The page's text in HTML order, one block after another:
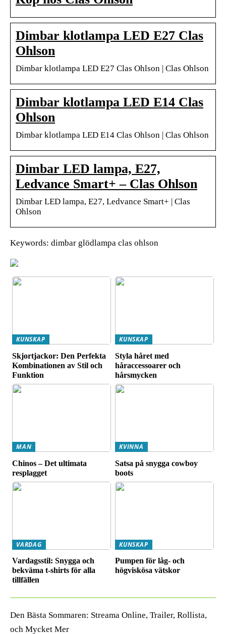
Dimbar klotlampa LED E27 Clas
Ohlson
Dimbar klotlampa LED E27 Clas Ohlson | Clas Ohlson
Dimbar klotlampa LED E14 Clas
Ohlson
Dimbar klotlampa LED E14 Clas Ohlson | Clas Ohlson
Dimbar LED lampa, E27,
Ledvance Smart+ – Clas Ohlson
Dimbar LED lampa, E27, Ledvance Smart+ | Clas
Ohlson
Keywords: dimbar glödlampa clas ohlson
KUNSKAP
Skjortjackor: Den Perfekta
Kombinationen av Stil och
Funktion
KUNSKAP
Styla håret med
håraccessoarer och
hårsmycken
MAN
Chinos – Det ultimata
resplagget
KVINNA
Satsa på snygga cowboy
boots
VARDAG
Vardagsstil: Snygga och
bekväma t-shirts för alla
tillfällen
KUNSKAP
Pumpen för låg- och
högviskösa vätskor
Den Bästa Sommaren: Streama Online, Trailer, Rollista,
och Mycket Mer